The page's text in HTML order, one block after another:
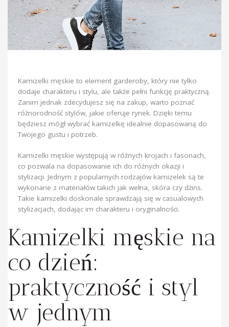
Kamizelki męskie to element garderoby, który nie tylko
dodaje charakteru i stylu, ale także pełni funkcję praktyczną.
Zanim jednak zdecydujesz się na zakup, warto poznać
różnorodność stylów, jakie oferuje rynek. Dzięki temu
będziesz mógł wybrać kamizelkę idealnie dopasowaną do
Twojego gustu i potrzeb.
Kamizelki męskie występują w różnych krojach i fasonach,
co pozwala na dopasowanie ich do różnych okazji i
stylizacji. Jednym z popularnych rodzajów kamizelek są te
wykonane z materiałów takich jak wełna, skóra czy dżins.
Takie kamizelki doskonale sprawdzają się w casualowych
stylizacjach, dodając im charakteru i oryginalności.
Kamizelki męskie na
co dzień:
praktyczność i styl
w jednym